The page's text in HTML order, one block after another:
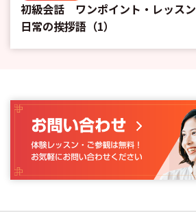
初級会話 ワンポイント・レッスン
日常の挨拶語（1）